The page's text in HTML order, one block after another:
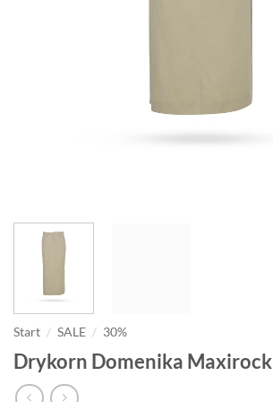
Start / SALE / 30%
Drykorn Domenika Maxirock